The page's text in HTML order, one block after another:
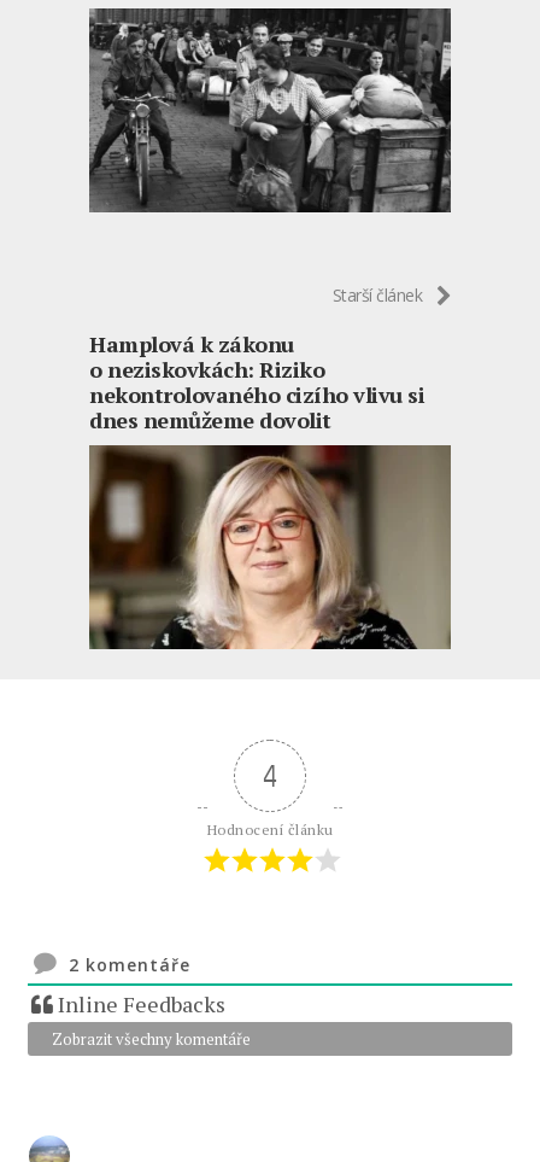
Starší článek
Hamplová k zákonu
o neziskovkách: Riziko
nekontrolovaného cizího vlivu si
dnes nemůžeme dovolit
4
Hodnocení článku
2 komentáře
Inline Feedbacks
Zobrazit všechny komentáře